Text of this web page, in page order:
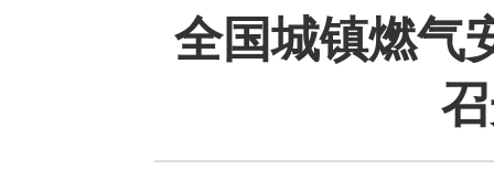
全国城镇燃气